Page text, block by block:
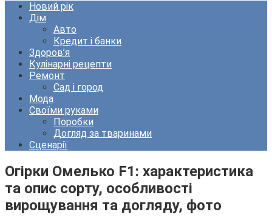
Новий рік
Дім
Авто
Кредит і банки
Здоров’я
Кулінарні рецепти
Ремонт
Сад і город
Мода
Своїми руками
Поробки
Догляд за тваринами
Сценарії
Огірки Омелько F1: характеристика
та опис сорту, особливості
вирощування та догляду, фото